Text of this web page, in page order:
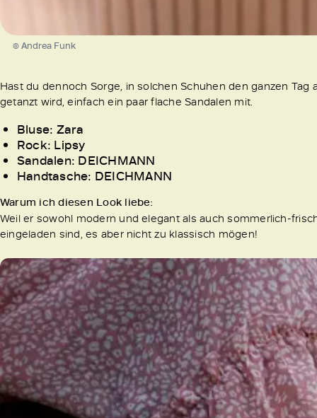
© Andrea Funk
Hast du dennoch Sorge, in solchen Schuhen den ganzen
getanzt wird, einfach ein paar flache Sandalen mit.
Bluse: Zara
Rock: Lipsy
Sandalen: DEICHMANN
Handtasche: DEICHMANN
Warum ich diesen Look liebe:
Weil er sowohl modern und elegant als auch sommerlich-
eingeladen sind, es aber nicht zu klassisch mögen!